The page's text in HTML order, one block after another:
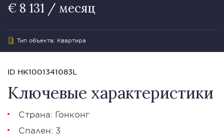
€ 8 131 / месяц
Тип объекта: Квартира
ID HK1001341083L
Ключевые характеристики
Страна: Гонконг
Спален: 3